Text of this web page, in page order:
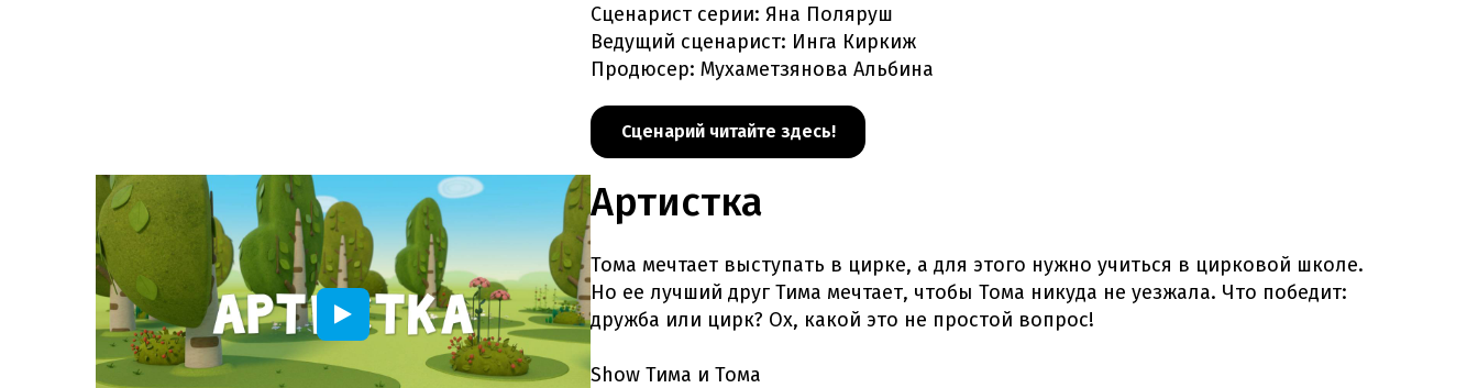
Сценарист серии: Яна Поляруш
Ведущий сценарист: Инга Киркиж
Продюсер: Мухаметзянова Альбина
Сценарий читайте здесь!
Артистка
Тома мечтает выступать в цирке, а для этого нужно учиться в цирковой школе.
Но ее лучший друг Тима мечтает, чтобы Тома никуда не уезжала. Что победит:
дружба или цирк? Ох, какой это не простой вопрос!
Show Тима и Тома